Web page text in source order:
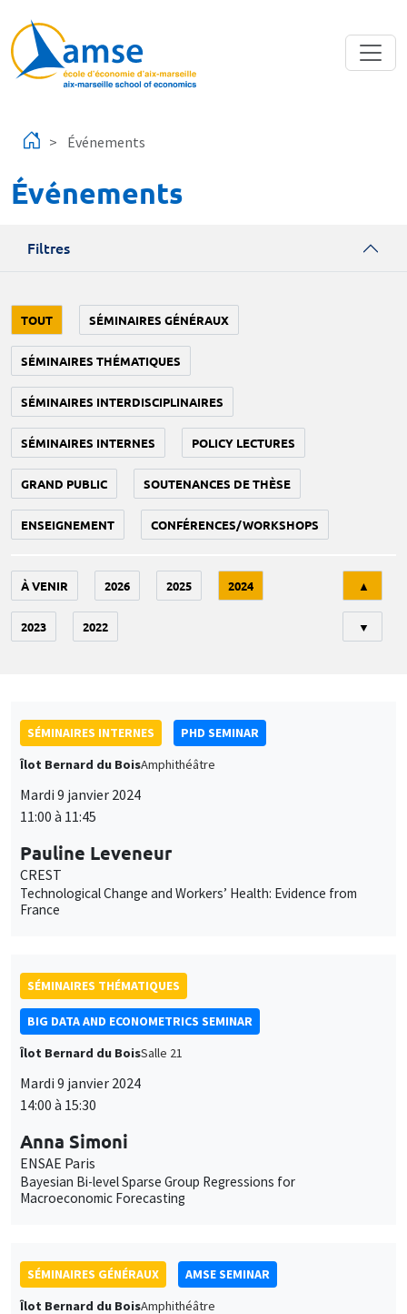
Événements
Événements
Filtres
TOUT SÉMINAIRES GÉNÉRAUX
SÉMINAIRES THÉMATIQUES
SÉMINAIRES INTERDISCIPLINAIRES
SÉMINAIRES INTERNES POLICY LECTURES
GRAND PUBLIC SOUTENANCES DE THÈSE
ENSEIGNEMENT CONFÉRENCES/WORKSHOPS
À VENIR 2026 2025 2024
2023 2022
▲
▼
SÉMINAIRES INTERNES
PHD SEMINAR
Îlot Bernard du BoisAmphithéâtre
Mardi 9 janvier 2024
11:00 à 11:45
Pauline Leveneur
CREST
Technological Change and Workers’ Health: Evidence from
France
SÉMINAIRES THÉMATIQUES
BIG DATA AND ECONOMETRICS SEMINAR
Îlot Bernard du BoisSalle 21
Mardi 9 janvier 2024
14:00 à 15:30
Anna Simoni
ENSAE Paris
Bayesian Bi-level Sparse Group Regressions for
Macroeconomic Forecasting
SÉMINAIRES GÉNÉRAUX
AMSE SEMINAR
Îlot Bernard du BoisAmphithéâtre